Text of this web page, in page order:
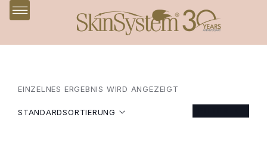
EINZELNES ERGEBNIS WIRD ANGEZEIGT
STANDARDSORTIERUNG